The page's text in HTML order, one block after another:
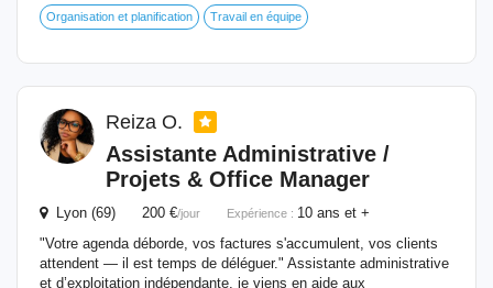
Organisation et planification Travail en équipe
Reiza O.
Assistante Administrative /
Projets & Office Manager
Lyon (69) 200 €/jour Expérience : 10 ans et +
"Votre agenda déborde, vos factures s'accumulent, vos clients
attendent — il est temps de déléguer." Assistante administrative
et d’exploitation indépendante, je viens en aide aux